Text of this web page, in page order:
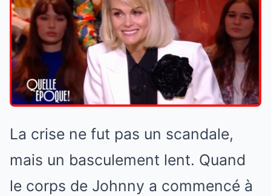
La crise ne fut pas un scandale,
mais un basculement lent. Quand
le corps de Johnny a commencé à